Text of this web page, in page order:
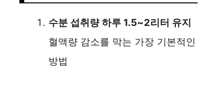
수분 섭취량 하루 1.5~2리터 유지
혈액량 감소를 막는 가장 기본적인
방법